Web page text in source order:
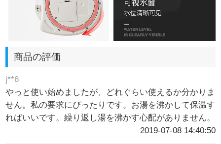
商品の評価
j**6
やっと使い始めましたが、どれぐらい使えるか分かりま
せん。私の要求にぴったりです。お湯を沸かして保温す
ればいいです。繰り返し湯を沸かす心配がありません。
2019-07-08 14:40:50